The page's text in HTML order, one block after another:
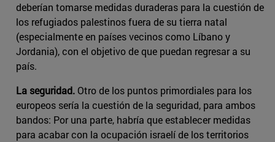
deberían tomarse medidas duraderas para la cuestión de
los refugiados palestinos fuera de su tierra natal
(especialmente en países vecinos como Líbano y
Jordania), con el objetivo de que puedan regresar a su
país.
La seguridad. Otro de los puntos primordiales para los
europeos sería la cuestión de la seguridad, para ambos
bandos: Por una parte, habría que establecer medidas
para acabar con la ocupación israelí de los territorios